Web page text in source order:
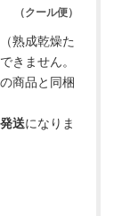
（クール便）
熟成乾燥た
きません。
商品と同梱
送になりま